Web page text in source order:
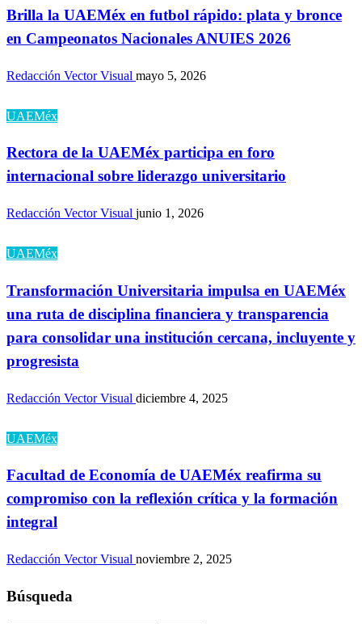
Brilla la UAEMéx en futbol rápido: plata y bronce
en Campeonatos Nacionales ANUIES 2026
Redacción Vector Visual mayo 5, 2026
UAEMéx
Rectora de la UAEMéx participa en foro
internacional sobre liderazgo universitario
Redacción Vector Visual junio 1, 2026
UAEMéx
Transformación Universitaria impulsa en UAEMéx
una ruta de disciplina financiera y transparencia
para consolidar una institución cercana, incluyente y
progresista
Redacción Vector Visual diciembre 4, 2025
UAEMéx
Facultad de Economía de UAEMéx reafirma su
compromiso con la reflexión crítica y la formación
integral
Redacción Vector Visual noviembre 2, 2025
Búsqueda